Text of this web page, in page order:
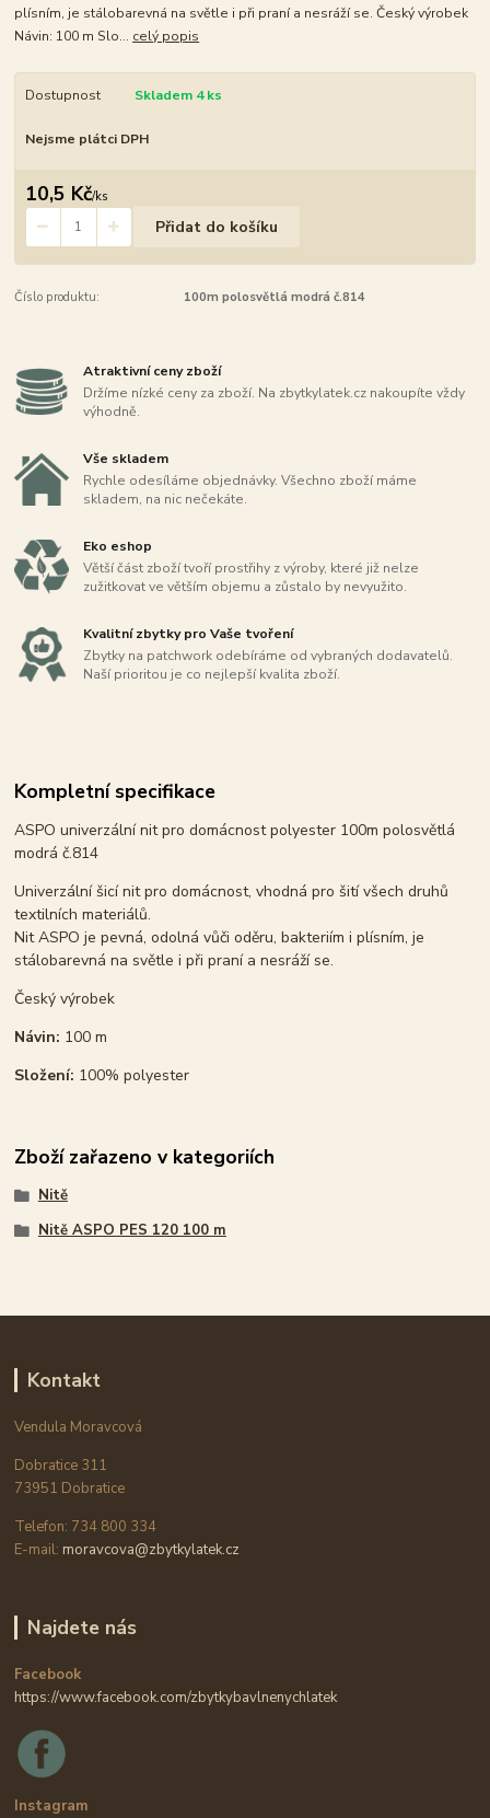
plísním, je stálobarevná na světle i při praní a nesráží se. Český výrobek
Návin: 100 m Slo... celý popis
Dostupnost Skladem 4 ks
Nejsme plátci DPH
10,5 Kč/ks
Přidat do košíku
Číslo produktu: 100m polosvětlá modrá č.814
Atraktivní ceny zboží
Držíme nízké ceny za zboží. Na zbytkylatek.cz nakoupíte vždy
výhodně.
Vše skladem
Rychle odesíláme objednávky. Všechno zboží máme
skladem, na nic nečekáte.
Eko eshop
Větší část zboží tvoří prostřihy z výroby, které již nelze
zužitkovat ve větším objemu a zůstalo by nevyužito.
Kvalitní zbytky pro Vaše tvoření
Zbytky na patchwork odebíráme od vybraných dodavatelů.
Naší prioritou je co nejlepší kvalita zboží.
Kompletní specifikace
ASPO univerzální nit pro domácnost polyester 100m polosvětlá
modrá č.814
Univerzální šicí nit pro domácnost, vhodná pro šití všech druhů
textilních materiálů.
Nit ASPO je pevná, odolná vůči oděru, bakteriím i plísním, je
stálobarevná na světle i při praní a nesráží se.
Český výrobek
Návin: 100 m
Složení: 100% polyester
Zboží zařazeno v kategoriích
Nitě
Nitě ASPO PES 120 100 m
Kontakt
Vendula Moravcová
Dobratice 311
73951 Dobratice
Telefon: 734 800 334
E-mail: moravcova@zbytkylatek.cz
Najdete nás
Facebook
https://www.facebook.com/zbytkybavlnenychlatek
Instagram